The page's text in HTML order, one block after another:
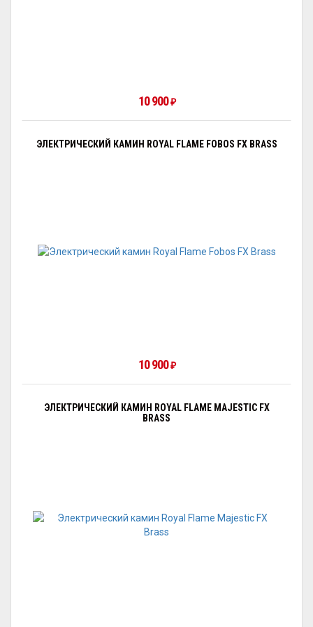
10 900₽
ЭЛЕКТРИЧЕСКИЙ КАМИН ROYAL FLAME FOBOS FX BRASS
10 900₽
ЭЛЕКТРИЧЕСКИЙ КАМИН ROYAL FLAME MAJESTIC FX
BRASS